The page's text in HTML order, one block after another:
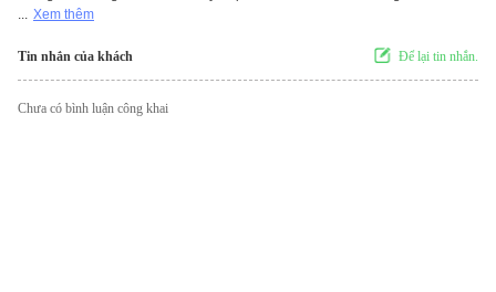
... Xem thêm
Tin nhắn của khách Để lại tin nhắn.
Chưa có bình luận công khai